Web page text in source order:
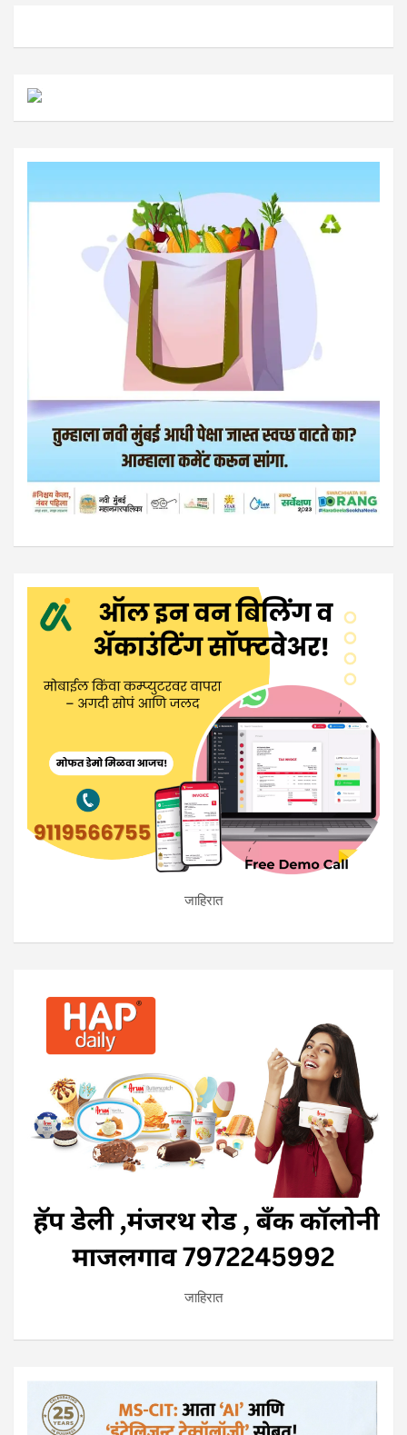
जाहिरात
जाहिरात